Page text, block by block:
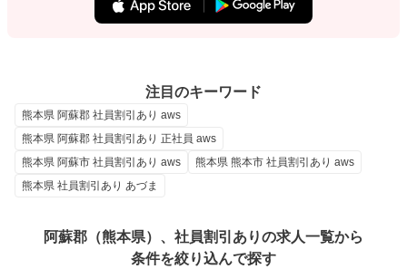
注目のキーワード
熊本県 阿蘇郡 社員割引あり aws
熊本県 阿蘇郡 社員割引あり 正社員 aws
熊本県 阿蘇市 社員割引あり aws
熊本県 熊本市 社員割引あり aws
熊本県 社員割引あり あづま
阿蘇郡（熊本県）、社員割引ありの求人一覧から
条件を絞り込んで探す